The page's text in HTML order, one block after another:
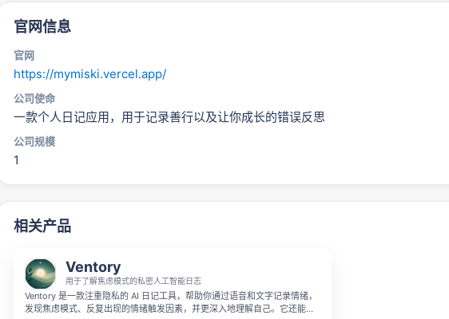
官网信息
官网
https://mymiski.vercel.app/
公司使命
一款个人日记应用，用于记录善行以及让你成长的错误反思
公司规模
1
相关产品
Ventory
用于了解焦虑模式的私密人工智能日志
Ventory 是一款注重隐私的 AI 日记工具，帮助你通过语音和文字记录情绪，
发现焦虑模式、反复出现的情绪触发因素，并更深入地理解自己。它还能追